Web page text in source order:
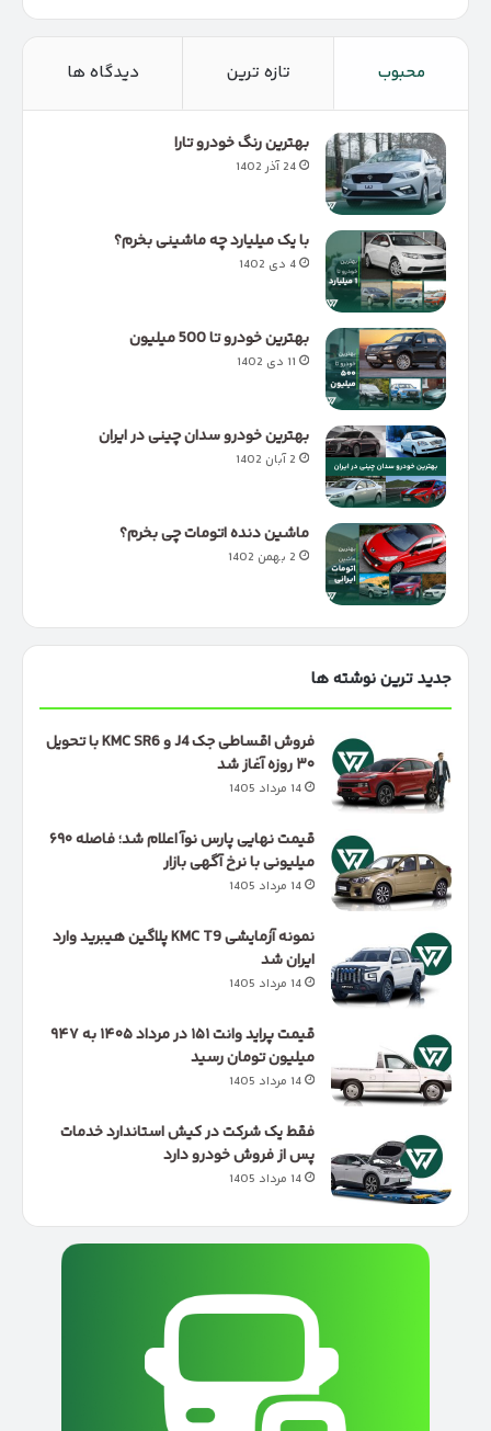
محبوب تازه ترین دیدگاه ها
بهترین رنگ خودرو تارا
24 آذر 1402
با یک میلیارد چه ماشینی بخرم؟
4 دی 1402
بهترین خودرو تا 500 میلیون
11 دی 1402
بهترین خودرو سدان چینی در ایران
2 آبان 1402
ماشین دنده اتومات چی بخرم؟
2 بهمن 1402
جدید ترین نوشته ها
فروش اقساطی جک J4 و KMC SR6 با تحویل
۳۰ روزه آغاز شد
14 مرداد 1405
قیمت نهایی پارس نوآ اعلام شد؛ فاصله ۶۹۰
میلیونی با نرخ آگهی بازار
14 مرداد 1405
نمونه آزمایشی KMC T9 پلاگین هیبرید وارد
ایران شد
14 مرداد 1405
قیمت پراید وانت ۱۵۱ در مرداد ۱۴۰۵ به ۹۴۷
میلیون تومان رسید
14 مرداد 1405
فقط یک شرکت در کیش استاندارد خدمات
پس از فروش خودرو دارد
14 مرداد 1405